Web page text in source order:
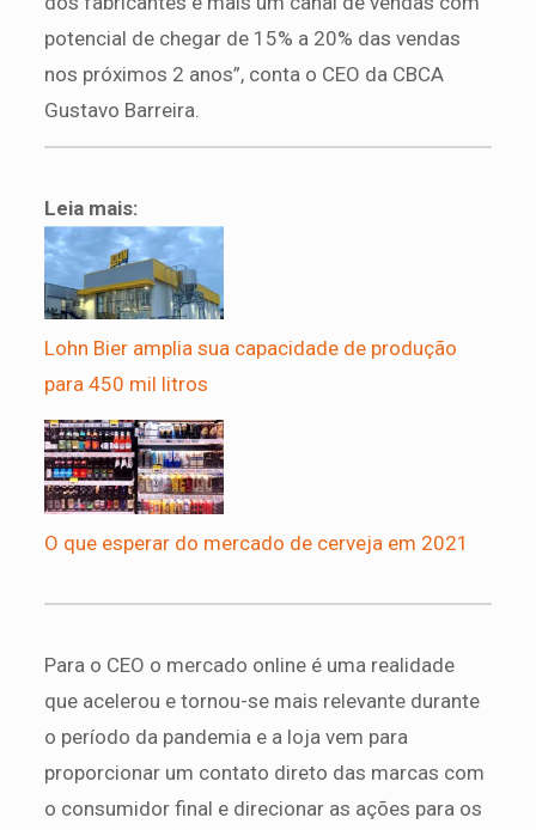
potencial de chegar de 15% a 20% das vendas
nos próximos 2 anos”, conta o CEO da CBCA
Gustavo Barreira.
Leia mais:
Lohn Bier amplia sua capacidade de produção
para 450 mil litros
O que esperar do mercado de cerveja em 2021
Para o CEO o mercado online é uma realidade
que acelerou e tornou-se mais relevante durante
o período da pandemia e a loja vem para
proporcionar um contato direto das marcas com
o consumidor final e direcionar as ações para os